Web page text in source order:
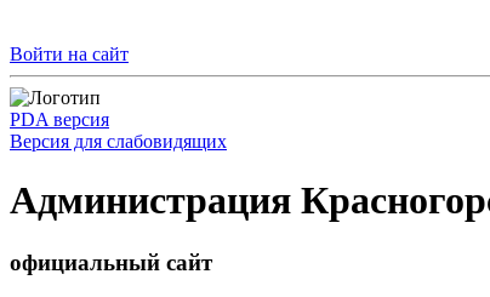
Войти на сайт
PDA версия
Версия для слабовидящих
Администрация
официальный сайт